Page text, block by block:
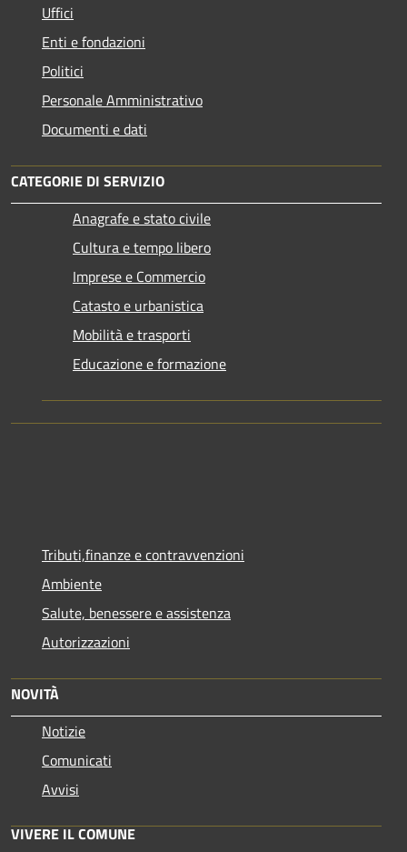
Uffici
Enti e fondazioni
Politici
Personale Amministrativo
Documenti e dati
CATEGORIE DI SERVIZIO
Anagrafe e stato civile
Cultura e tempo libero
Imprese e Commercio
Catasto e urbanistica
Mobilità e trasporti
Educazione e formazione
Tributi,finanze e contravvenzioni
Ambiente
Salute, benessere e assistenza
Autorizzazioni
NOVITÀ
Notizie
Comunicati
Avvisi
VIVERE IL COMUNE